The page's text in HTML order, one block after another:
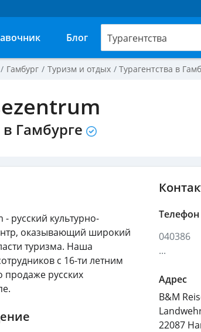
Блог Турагентства
Гамбург Туризм и отдых Турагентства в
в Гамбурге
русский культурно-
оказывающий широкий
туризма. Наша
с 16-ти летним
продаже русских
Телефон
040386
...
Адрес
B&M
22087